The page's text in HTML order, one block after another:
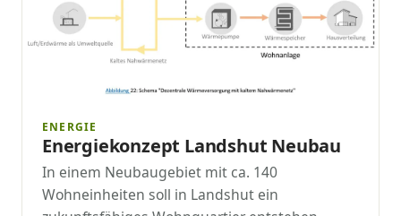
ENERGIE
Energiekonzept Landshut Neubau
In einem Neubaugebiet mit ca. 140
Wohneinheiten soll in Landshut ein